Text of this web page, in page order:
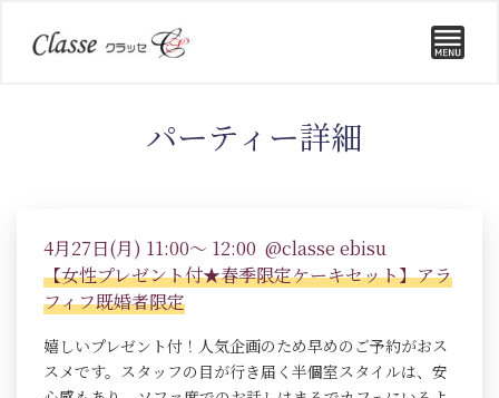
パーティー詳細
4月27日(月) 11:00～ 12:00 @classe ebisu
【女性プレゼント付★春季限定ケーキセット】アラ
フィフ既婚者限定
嬉しいプレゼント付！人気企画のため早めのご予約がおス
スメです。スタッフの目が行き届く半個室スタイルは、安